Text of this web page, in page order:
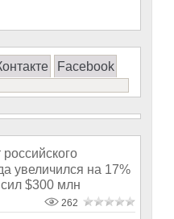
Facebook
увеличился на 17%
$300 млн
262